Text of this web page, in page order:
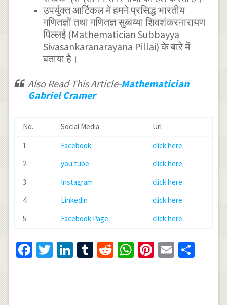
उपर्युक्त आर्टिकल में हमने प्रसिद्ध भारतीय
गणितज्ञों तथा गणितज्ञ सुब्बय्या शिवशंकरनारायण
पिल्लई (Mathematician Subbayya
Sivasankaranarayana Pillai) के बारे में
बताया है।
Also Read This Article-Mathematician
Gabriel Cramer
No. Social Media
Url
1.
Facebook
click here
2.
you tube
click here
3.
Instagram
click here
4.
Linkedin
click here
5.
Facebook Page click here
Facebook
Twitter
LinkedIn
Tumblr
RedditWhatsApp
Pinterest
Email